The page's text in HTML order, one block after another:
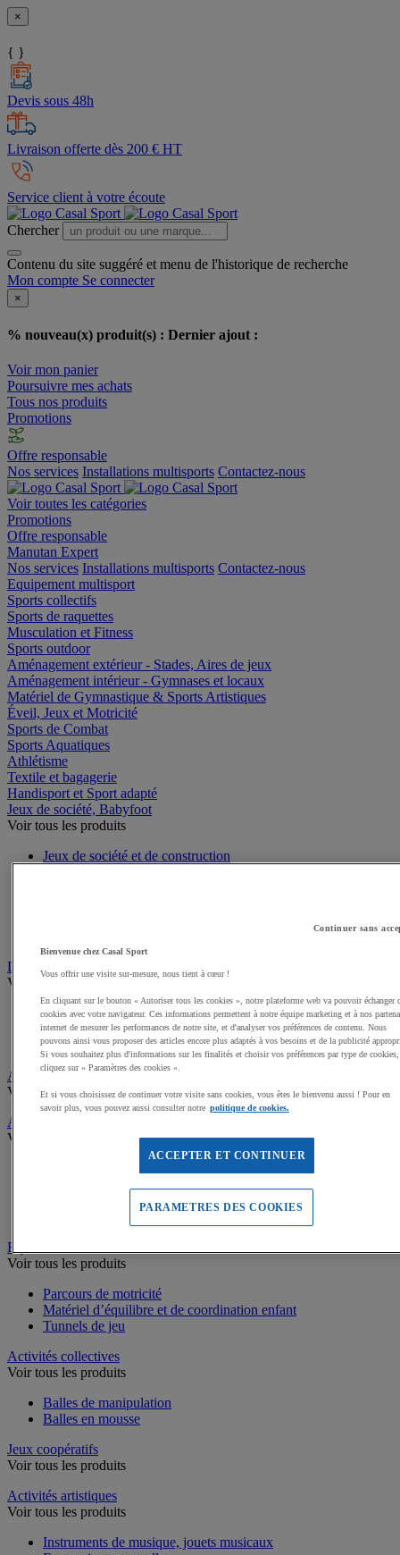
×
{ }
Devis sous 48h
Livraison offerte dès 200 € HT
Service client à votre écoute
Chercher
Contenu du site suggéré et menu de l'historique de recherche
Mon compte Se connecter
×
% nouveau(x) produit(s) : Dernier ajout :
Voir mon panier
Poursuivre mes achats
Tous nos produits
Promotions
Offre responsable
Nos services Installations multisports Contactez-nous
Voir toutes les catégories
Promotions
Offre responsable
Manutan Expert
Nos services Installations multisports Contactez-nous
Equipement multisport
Sports collectifs
Sports de raquettes
Musculation et Fitness
Sports outdoor
Aménagement extérieur - Stades, Aires de jeux
Aménagement intérieur - Gymnases et locaux
Matériel de Gymnastique & Sports Artistiques
Éveil, Jeux et Motricité
Sports de Combat
Sports Aquatiques
Athlétisme
Textile et bagagerie
Handisport et Sport adapté
Jeux de société, Babyfoot
Voir tous les produits
Jeux de société et de construction
Draisiennes, Tricycles, Vélos
Voir tous les produits
Tricycles
Draisiennes
Trottinettes et Patinettes
Apprentissage scolaire de la Sécurité routière
Voir tous les produits
Activités gymniques
Voir tous les produits
Modules motricité en bois
Equilibre, Coordination
Voir tous les produits
Parcours de motricité
Matériel d’équilibre et de coordination enfant
Tunnels de jeu
Activités collectives
Voir tous les produits
Balles de manipulation
Balles en mousse
Jeux coopératifs
Voir tous les produits
Activités artistiques
Voir tous les produits
Instruments de musique, jouets musicaux
Continuer sans
Bienvenue chez Casal Sport
Vous offrir une visite sur-mesure, nous tient à cœur !
En cliquant sur le bouton « Autoriser tous les cookies », notre plateforme web va pouvoir échanger
cookies avec votre navigateur. Ces informations permettent à notre équipe marketing et à nos
internet de mesurer les performances de notre site, et d'analyser vos préférences de contenu. Nous
pouvons ainsi vous proposer des articles encore plus adaptés à vos besoins et de la publicité
Si vous souhaitez plus d'informations sur les finalités et choisir vos préférences par type de cookies,
cliquez sur « Paramètres des cookies ».
Et si vous choisissez de continuer votre visite sans cookies, vous êtes le bienvenu aussi ! Pour en
savoir plus, vous pouvez aussi consulter notre politique de cookies.
ACCEPTER ET CONTINUER
PARAMETRES DES COOKIES